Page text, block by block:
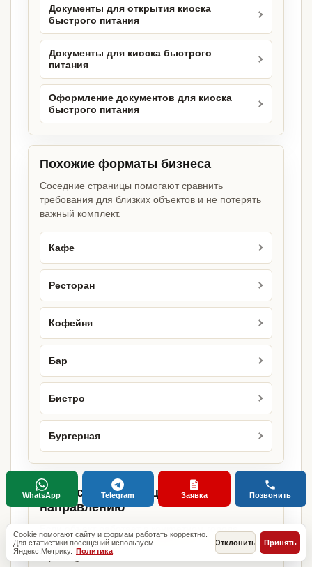
Документы для открытия киоска
быстрого питания
Документы для киоска быстрого
питания
Оформление документов для киоска
быстрого питания
Похожие форматы бизнеса
Соседние страницы помогают сравнить
требования для близких объектов и не потерять
важный комплект.
Кафе
Ресторан
Кофейня
Бар
Бистро
Бургерная
Городские страницы по этому
направлению
Если объект работает в конкретном городе,
можно сразу открыть релевантную городскую
страницу.
Cookie помогают сайту и формам работать корректно.
Для статистики посещений используем
Яндекс.Метрику. Политика
Отклонить Принять
WhatsApp Telegram Заявка Позвонить